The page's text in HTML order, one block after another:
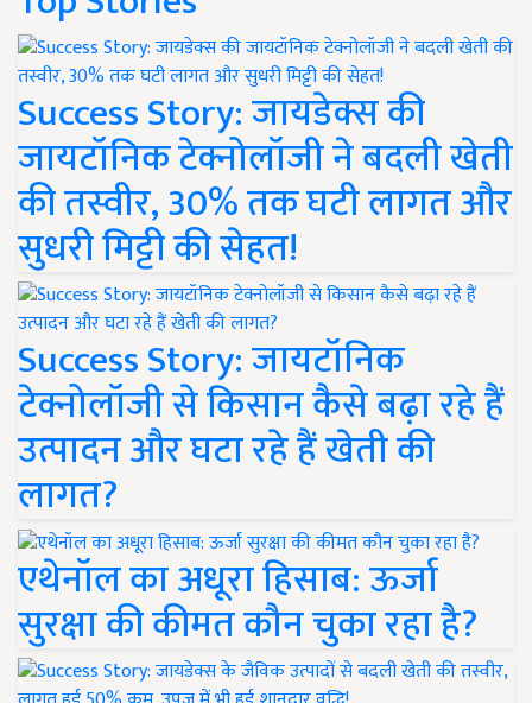
Success Story: जायडेक्स की
जायटॉनिक टेक्नोलॉजी ने बदली खेती
की तस्वीर, 30% तक घटी लागत और
सुधरी मिट्टी की सेहत!
Success Story: जायटॉनिक
टेक्नोलॉजी से किसान कैसे बढ़ा रहे हैं
उत्पादन और घटा रहे हैं खेती की
लागत?
एथेनॉल का अधूरा हिसाब: ऊर्जा
सुरक्षा की कीमत कौन चुका रहा है?